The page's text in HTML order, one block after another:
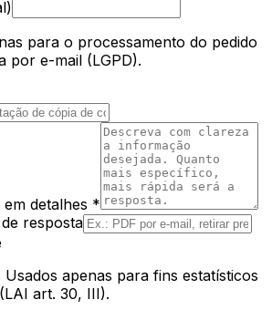
para o processamento do pedido
por e-mail (LGPD).
detalhes *
resposta
apenas para fins estatísticos
art. 30, III).